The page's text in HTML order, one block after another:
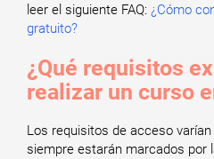
leer el siguiente FAQ: ¿Cómo
gratuito?
¿Qué requisitos
realizar un curso
Los requisitos de acceso
siempre estarán marcados por